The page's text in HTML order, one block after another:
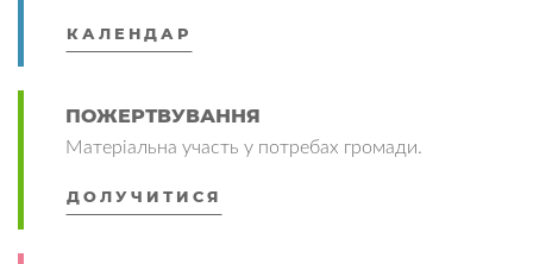
КАЛЕНДАР
ПОЖЕРТВУВАННЯ
Матеріальна участь у потребах громади.
ДОЛУЧИТИСЯ